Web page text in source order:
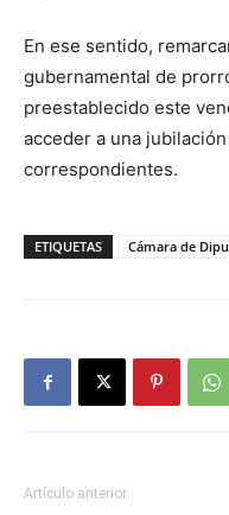
En ese sentido,
gubernamental de
preestablecido este
acceder a una
correspondientes.
ETIQUETAS Cámara de
Artículo anterior